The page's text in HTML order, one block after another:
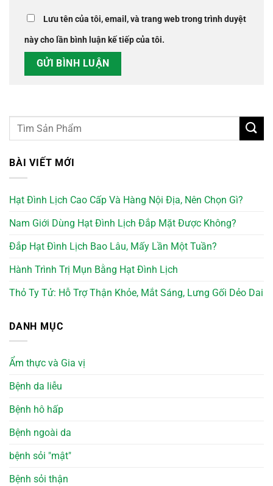
Lưu tên của tôi, email, và trang web trong trình duyệt
này cho lần bình luận kế tiếp của tôi.
BÀI VIẾT MỚI
Hạt Đình Lịch Cao Cấp Và Hàng Nội Địa, Nên Chọn Gì?
Nam Giới Dùng Hạt Đình Lịch Đắp Mặt Được Không?
Đắp Hạt Đình Lịch Bao Lâu, Mấy Lần Một Tuần?
Hành Trình Trị Mụn Bằng Hạt Đình Lịch
Thỏ Ty Tử: Hỗ Trợ Thận Khỏe, Mắt Sáng, Lưng Gối Dẻo Dai
DANH MỤC
Ẩm thực và Gia vị
Bệnh da liễu
Bệnh hô hấp
Bệnh ngoài da
bệnh sỏi "mật"
Bệnh sỏi thận